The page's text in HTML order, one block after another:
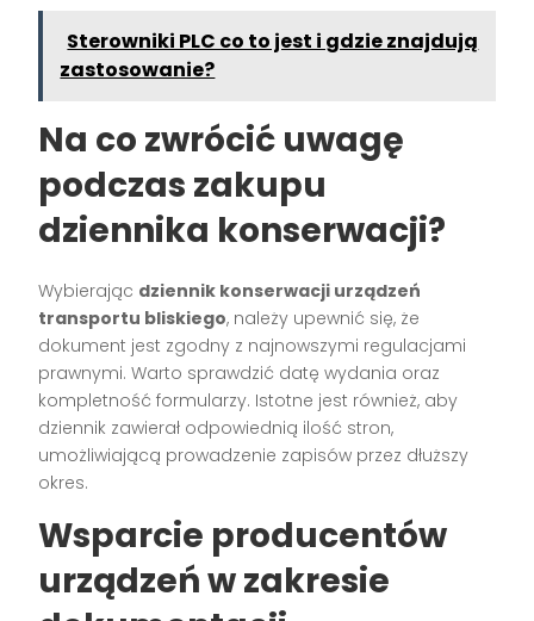
Sterowniki PLC co to jest i gdzie znajdują
zastosowanie?
Na co zwrócić uwagę
podczas zakupu
dziennika konserwacji?
Wybierając dziennik konserwacji urządzeń
transportu bliskiego, należy upewnić się, że
dokument jest zgodny z najnowszymi regulacjami
prawnymi. Warto sprawdzić datę wydania oraz
kompletność formularzy. Istotne jest również, aby
dziennik zawierał odpowiednią ilość stron,
umożliwiającą prowadzenie zapisów przez dłuższy
okres.
Wsparcie producentów
urządzeń w zakresie